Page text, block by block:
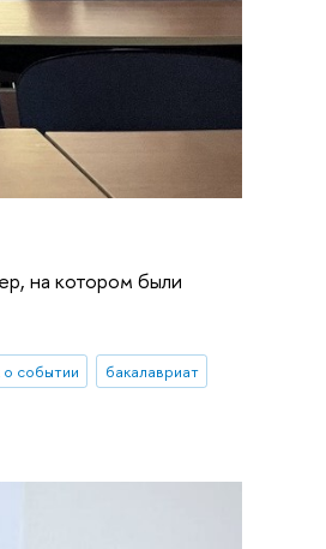
на котором были
событии
бакалавриат